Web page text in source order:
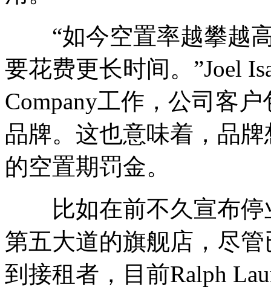
“如今空置率越攀越高
要花费更长时间。”Joel
Company工作，公司客户
品牌。这也意味着，品
的空置期罚金。
比如在前不久宣布停
第五大道的旗舰店，尽
到接租者，目前Ralph